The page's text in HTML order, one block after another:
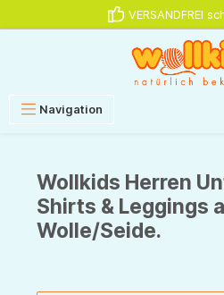
VERSANDFREI
Navigation
Wollkids Herren
Shirts & Leggings
Wolle/Seide.